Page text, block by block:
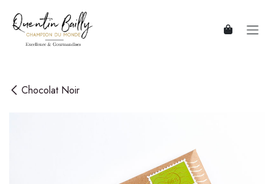
Chocolat Noir